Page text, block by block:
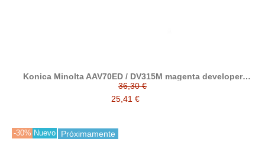
Konica Minolta AAV70ED / DV315M magenta developer
reciclado
36,30 €
25,41 €
-30% Nuevo Próximamente